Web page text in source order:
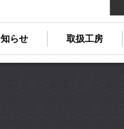
らせ 取扱工房